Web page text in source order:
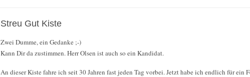
Streu Gut Kiste
Zwei Dumme, ein Gedanke ;-)
Kann Dir da zustimmen. Herr Olsen ist auch so ein Kandidat.
An dieser Kiste fahre ich seit 30 Jahren fast jeden Tag vorbei. Jetzt habe ich endlich für ein